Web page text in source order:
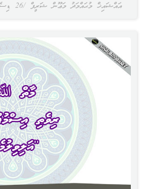
އައްޝައިޚް މުޙައްމަދު މަޢޫން ޝަރީފް 26 ޑިސެމްބަރު 2018